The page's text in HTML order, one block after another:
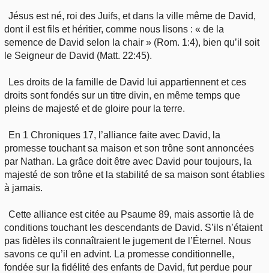
Jésus est né, roi des Juifs, et dans la ville même de David,
dont il est fils et héritier, comme nous lisons : « de la
semence de David selon la chair » (Rom. 1:4), bien qu’il soit
le Seigneur de David (Matt. 22:45).
Les droits de la famille de David lui appartiennent et ces
droits sont fondés sur un titre divin, en même temps que
pleins de majesté et de gloire pour la terre.
En 1 Chroniques 17, l’alliance faite avec David, la
promesse touchant sa maison et son trône sont annoncées
par Nathan. La grâce doit être avec David pour toujours, la
majesté de son trône et la stabilité de sa maison sont établies
à jamais.
Cette alliance est citée au Psaume 89, mais assortie là de
conditions touchant les descendants de David. S’ils n’étaient
pas fidèles ils connaîtraient le jugement de l’Éternel. Nous
savons ce qu’il en advint. La promesse conditionnelle,
fondée sur la fidélité des enfants de David, fut perdue pour